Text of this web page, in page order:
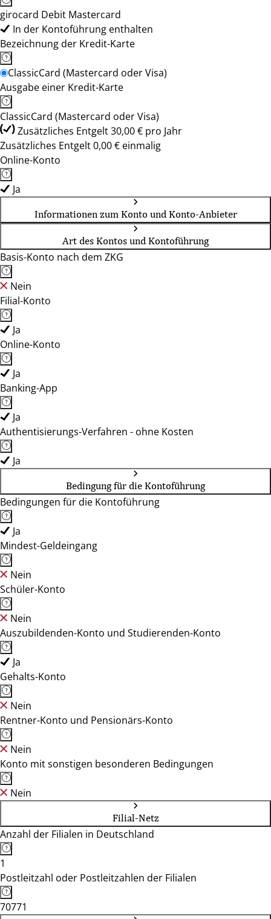
girocard Debit Mastercard
In der Kontoführung enthalten
Bezeichnung der Kredit-Karte
ClassicCard (Mastercard oder Visa)
Ausgabe einer Kredit-Karte
ClassicCard (Mastercard oder Visa)
Zusätzliches Entgelt 30,00 € pro Jahr
Zusätzliches Entgelt 0,00 € einmalig
Online-Konto
Ja
Informationen zum Konto und Konto-Anbieter
Art des Kontos und Kontoführung
Basis-Konto nach dem ZKG
Nein
Filial-Konto
Ja
Online-Konto
Ja
Banking-App
Ja
Authentisierungs-Verfahren - ohne Kosten
Ja
Bedingung für die Kontoführung
Bedingungen für die Kontoführung
Ja
Mindest-Geldeingang
Nein
Schüler-Konto
Nein
Auszubildenden-Konto und Studierenden-Konto
Ja
Gehalts-Konto
Nein
Rentner-Konto und Pensionärs-Konto
Nein
Konto mit sonstigen besonderen Bedingungen
Nein
Filial-Netz
Anzahl der Filialen in Deutschland
1
Postleitzahl oder Postleitzahlen der Filialen
70771